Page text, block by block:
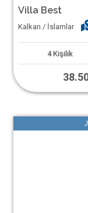
Villa Best
Kalkan / İslamlar
4 Kişilik